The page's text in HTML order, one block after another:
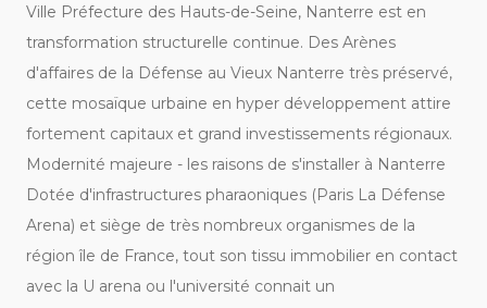
Ville Préfecture des Hauts-de-Seine, Nanterre est en
transformation structurelle continue. Des Arènes
d'affaires de la Défense au Vieux Nanterre très préservé,
cette mosaïque urbaine en hyper développement attire
fortement capitaux et grand investissements régionaux.
Modernité majeure - les raisons de s'installer à Nanterre
Dotée d'infrastructures pharaoniques (Paris La Défense
Arena) et siège de très nombreux organismes de la
région île de France, tout son tissu immobilier en contact
avec la U arena ou l'université connait un